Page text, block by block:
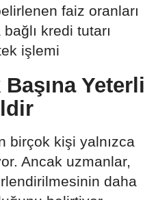
faiz oranları
kredi tutarı
işlemi
Başına Yeterli
birçok kişi yalnızca
Ancak uzmanlar,
daha